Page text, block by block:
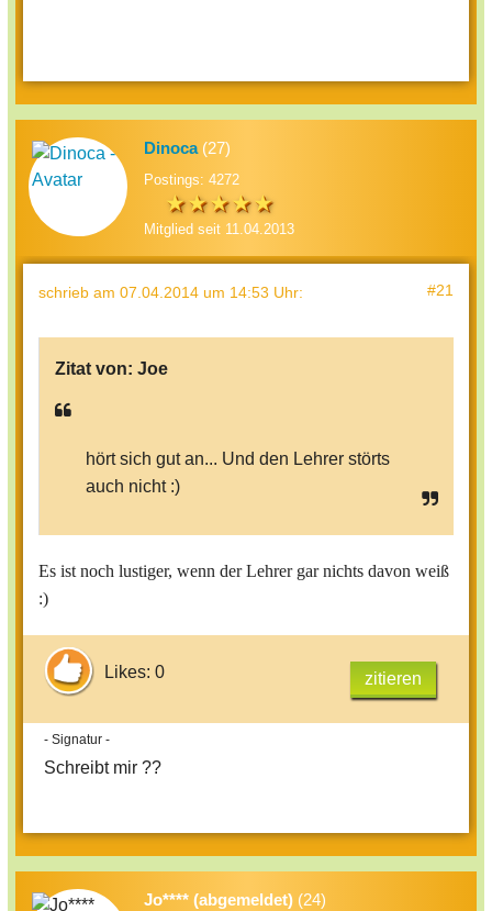
Dinoca(27)
Postings: 4272
Mitglied seit 11.04.2013
schrieb am 07.04.2014 um 14:53 Uhr: #21
Zitat von: Joe
hört sich gut an... Und den Lehrer störts
auch nicht :)
Es ist noch lustiger, wenn der Lehrer gar nichts davon weiß
:)
Likes: 0 zitieren
- Signatur -
Schreibt mir ??
Jo**** (abgemeldet) (24)